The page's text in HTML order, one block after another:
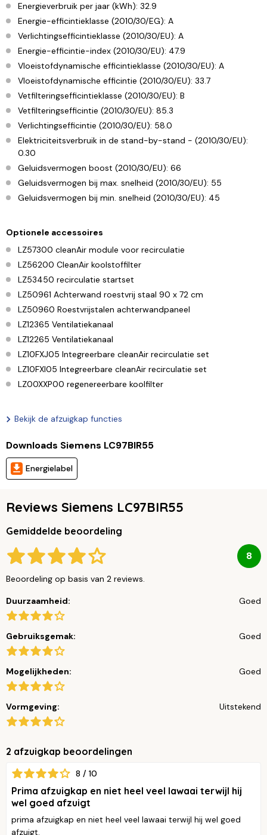
Energieverbruik per jaar (kWh): 32.9
Energie-efficintieklasse (2010/30/EG): A
Verlichtingsefficintieklasse (2010/30/EU): A
Energie-efficintie-index (2010/30/EU): 47.9
Vloeistofdynamische efficintieklasse (2010/30/EU): A
Vloeistofdynamische efficintie (2010/30/EU): 33.7
Vetfilteringsefficintieklasse (2010/30/EU): B
Vetfilteringsefficintie (2010/30/EU): 85.3
Verlichtingsefficintie (2010/30/EU): 58.0
Elektriciteitsverbruik in de stand-by-stand - (2010/30/EU):
0.30
Geluidsvermogen boost (2010/30/EU): 66
Geluidsvermogen bij max. snelheid (2010/30/EU): 55
Geluidsvermogen bij min. snelheid (2010/30/EU): 45
Optionele accessoires
LZ57300 cleanAir module voor recirculatie
LZ56200 CleanAir koolstoffilter
LZ53450 recirculatie startset
LZ50961 Achterwand roestvrij staal 90 x 72 cm
LZ50960 Roestvrijstalen achterwandpaneel
LZ12365 Ventilatiekanaal
LZ12265 Ventilatiekanaal
LZ10FXJ05 Integreerbare cleanAir recirculatie set
LZ10FXI05 Integreerbare cleanAir recirculatie set
LZ00XXP00 regenereerbare koolfilter
Bekijk de afzuigkap functies
Downloads Siemens LC97BIR55
Energielabel
Reviews Siemens LC97BIR55
Gemiddelde beoordeling
8
Beoordeling op basis van 2 reviews.
Duurzaamheid: Goed
Gebruiksgemak: Goed
Mogelijkheden: Goed
Vormgeving: Uitstekend
2 afzuigkap beoordelingen
8 / 10
Prima afzuigkap en niet heel veel lawaai terwijl hij
wel goed afzuigt
prima afzuigkap en niet heel veel lawaai terwijl hij wel goed
afzuigt.